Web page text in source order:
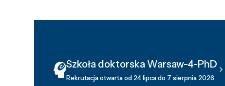
Szkoła doktorska Warsaw-4-PhD
Rekrutacja otwarta od 24 lipca do 7 sierpnia 2026